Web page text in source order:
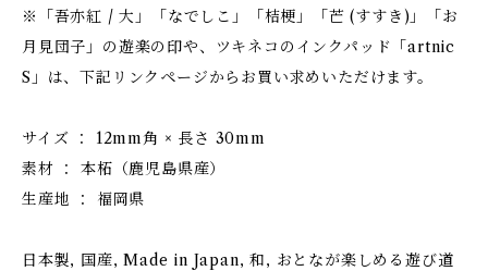
※「吾亦紅 / 大」「なでしこ」「桔梗」「芒 (すすき)」「お
月見団子」の遊楽の印や、ツキネコのインクパッド「artnic
S」は、下記リンクページからお買い求めいただけます。
サイズ ： 12mm角 × 長さ 30mm
素材 ： 本柘（鹿児島県産）
生産地 ： 福岡県
日本製, 国産, Made in Japan, 和, おとなが楽しめる遊び道